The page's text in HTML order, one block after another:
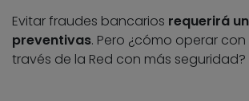
Evitar fraudes bancarios requerirá
preventivas. Pero ¿cómo operar
través de la Red con más seguridad?